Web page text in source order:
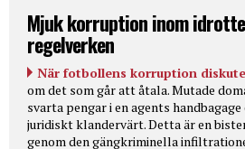
Mjuk korruption inom
regelverken
När fotbollens korruption
om det som går att åtala. Mutade
svarta pengar i en agents
juridiskt klandervärt. Detta är en
genom den gängkriminella